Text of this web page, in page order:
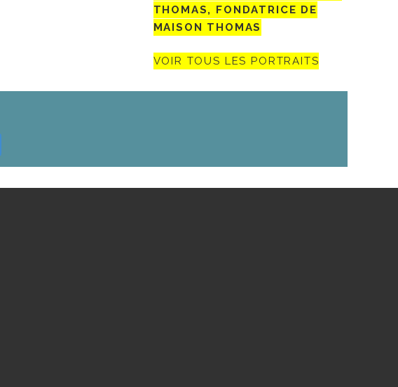
THOMAS, FONDATRICE DE
MAISON THOMAS
VOIR TOUS LES PORTRAITS